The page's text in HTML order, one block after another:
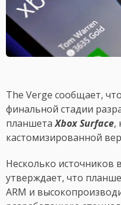
The Verge сообщает,
финальной стадии
планшетаXbox Surface,
кастомизированной
Несколько источников
утверждает, что
ARM и